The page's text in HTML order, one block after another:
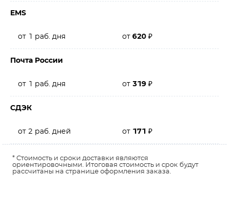
EMS
от 1 раб. дня от 620 ₽
Почта России
от 1 раб. дня от 319 ₽
СДЭК
от 2 раб. дней от 171 ₽
* Стоимость и сроки доставки являются
ориентировочными. Итоговая стоимость и срок будут
рассчитаны на странице оформления заказа.